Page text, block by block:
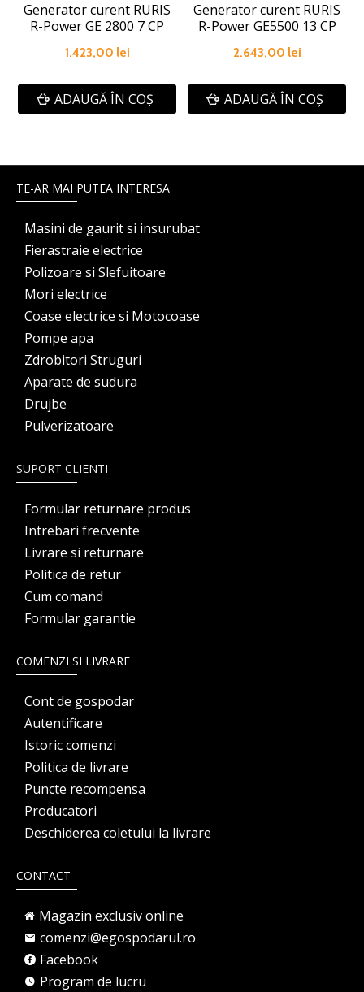
Generator curent RURIS
R-Power GE 2800 7 CP
1.423,00 lei
ADAUGĂ ÎN COŞ
Generator curent RURIS
R-Power GE5500 13 CP
2.643,00 lei
ADAUGĂ ÎN COŞ
TE-AR MAI PUTEA INTERESA
Masini de gaurit si insurubat
Fierastraie electrice
Polizoare si Slefuitoare
Mori electrice
Coase electrice si Motocoase
Pompe apa
Zdrobitori Struguri
Aparate de sudura
Drujbe
Pulverizatoare
SUPORT CLIENTI
Formular returnare produs
Intrebari frecvente
Livrare si returnare
Politica de retur
Cum comand
Formular garantie
COMENZI SI LIVRARE
Cont de gospodar
Autentificare
Istoric comenzi
Politica de livrare
Puncte recompensa
Producatori
Deschiderea coletului la livrare
CONTACT
Magazin exclusiv online
comenzi@egospodarul.ro
Facebook
Program de lucru